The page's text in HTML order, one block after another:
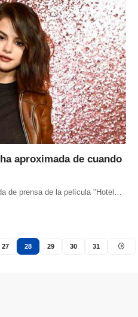
aproximada de cuando
de prensa de la película "Hotel…
27 28 29 30 31